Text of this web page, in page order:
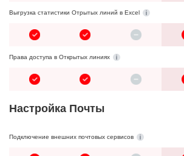
Выгрузка статистики Отрытых линий в Excel
Права доступа в Открытых линиях
Настройка Почты
Подключение внешних почтовых сервисов